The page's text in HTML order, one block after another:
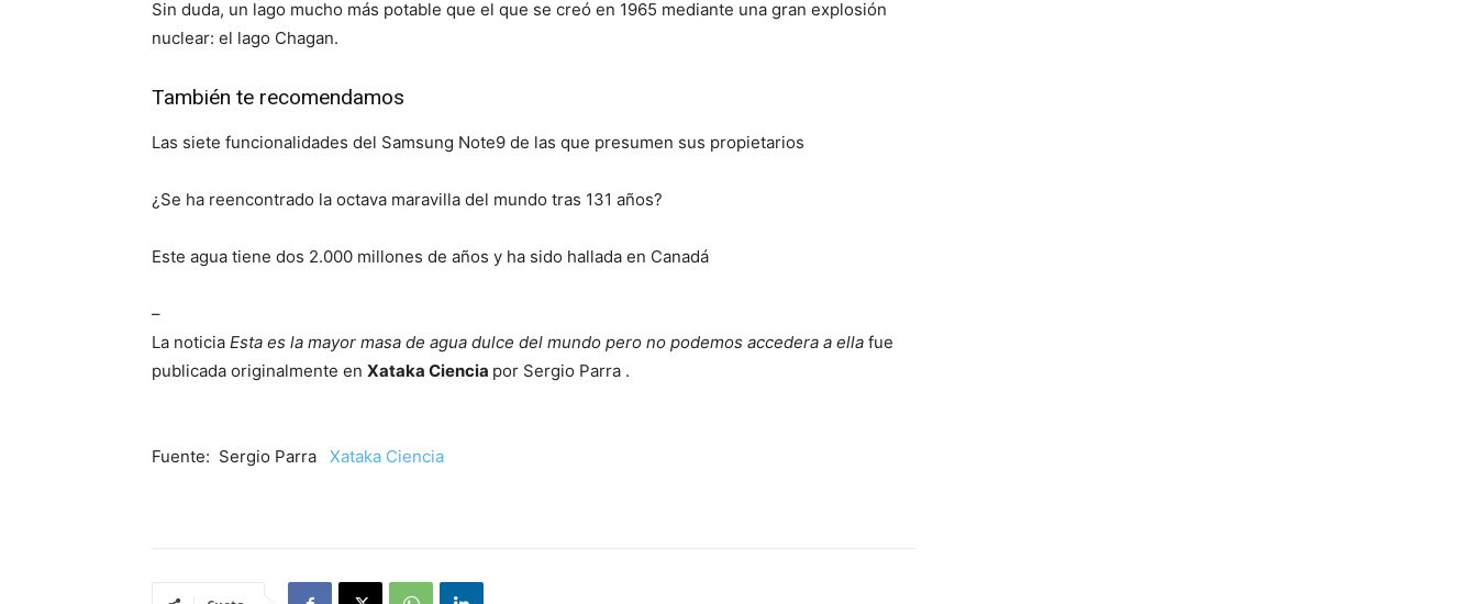
Sin duda, un lago mucho más potable que el que se creó en 1965 mediante una gran explosión
nuclear: el lago Chagan.
También te recomendamos
Las siete funcionalidades del Samsung Note9 de las que presumen sus propietarios
¿Se ha reencontrado la octava maravilla del mundo tras 131 años?
Este agua tiene dos 2.000 millones de años y ha sido hallada en Canadá
–
La noticia Esta es la mayor masa de agua dulce del mundo pero no podemos accedera a ella fue
publicada originalmente en Xataka Ciencia por Sergio Parra .
Fuente: Sergio Parra Xataka Ciencia